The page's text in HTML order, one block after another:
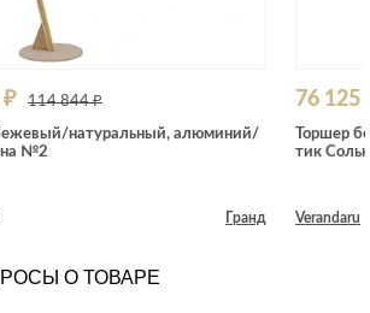
₽ 114 844 ₽
натуральный, алюминий/
№2
Гранд
76 125
Торшер
тик
Verandaru
О ТОВАРЕ